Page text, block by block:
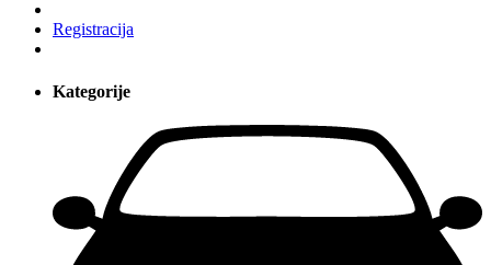
Registracija
Kategorije